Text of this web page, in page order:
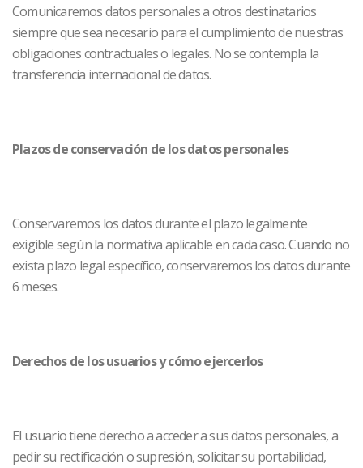
Comunicaremos datos personales a otros destinatarios
siempre que sea necesario para el cumplimiento de nuestras
obligaciones contractuales o legales. No se contempla la
transferencia internacional de datos.
Plazos de conservación de los datos personales
Conservaremos los datos durante el plazo legalmente
exigible según la normativa aplicable en cada caso. Cuando no
exista plazo legal específico, conservaremos los datos durante
6 meses.
Derechos de los usuarios y cómo ejercerlos
El usuario tiene derecho a acceder a sus datos personales, a
pedir su rectificación o supresión, solicitar su portabilidad,